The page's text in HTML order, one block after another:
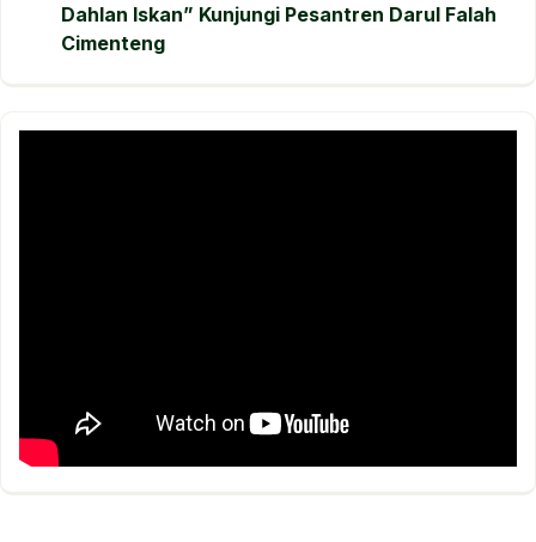
Dahlan Iskan” Kunjungi Pesantren Darul Falah
Cimenteng